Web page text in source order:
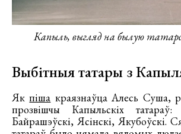
Капыль, выгляд на былую
Выбітныя татары з
Якпіша краязнаўца Алесь Суша,
прозвішчы Капыльскіх татараў:
Байрашэўскі, Ясінскі, Якубоўскі.